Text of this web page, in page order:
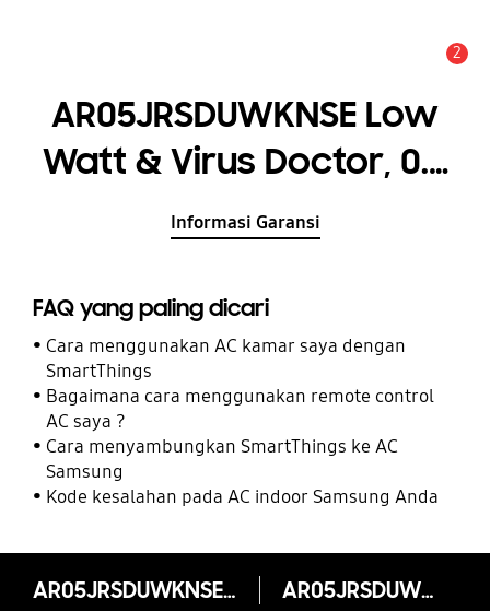
2
AR05JRSDUWKNSE Low
Watt & Virus Doctor, 0.5
PK
Informasi Garansi
FAQ yang paling dicari
Cara menggunakan AC kamar saya dengan
SmartThings
Bagaimana cara menggunakan remote control
AC saya ?
Cara menyambungkan SmartThings ke AC
Samsung
Kode kesalahan pada AC indoor Samsung Anda
AR05JRSDUWKNSE Low Watt & Virus Doctor, 0.5 PK AR05JRSDUWKNSE